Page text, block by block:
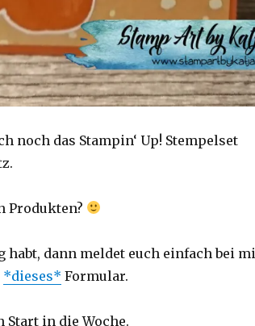
noch das Stampin‘ Up! Stempelset
Produkten?
dann meldet euch einfach bei
*dieses* Formular.
Start in die Woche.